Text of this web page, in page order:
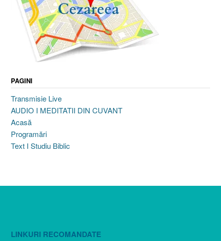
PAGINI
Transmisie Live
AUDIO I MEDITATII DIN CUVANT
Acasă
Programări
Text I Studiu Biblic
LINKURI RECOMANDATE